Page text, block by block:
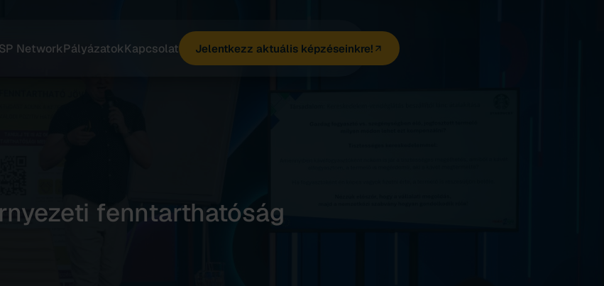
NetworkPályázatokKapcsolat Jelentkezz aktuális képzéseinkre!
fenntarthatóság